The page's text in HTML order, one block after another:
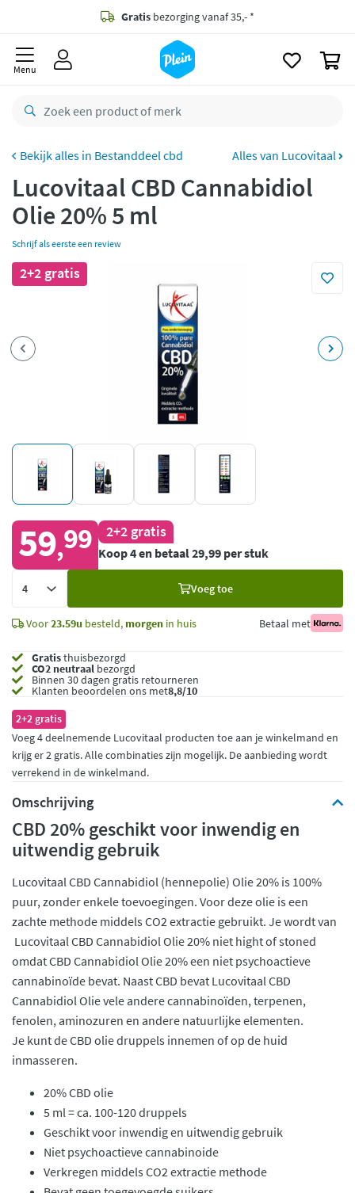
Gratis bezorging vanaf 35,- *
besteld,
retourneren
CO2 neutraal bezorgd
Betaal met Klarna
Menu
Bestanddeel cbd Alles van Lucovitaal
Lucovitaal CBD Cannabidiol
Olie 20% 5 ml
Schrijf als eerste een review
2+2 gratis
59,99 2+2 gratis
Koop 4 en betaal 29,99 per stuk
Voeg toe
Voor23.59u besteld, morgen in huis Betaal met
Gratisthuisbezorgd
CO2 neutraal bezorgd
Binnen 30 dagen gratis retourneren
Klanten beoordelen ons met8,8/10
2+2 gratis
Voeg 4 deelnemende Lucovitaal producten toe aan je winkelmand en
krijg er 2 gratis. Alle combinaties zijn mogelijk. De aanbieding wordt
verrekend in de winkelmand.
Omschrijving
CBD 20% geschikt voor inwendig en
uitwendig gebruik
Lucovitaal CBD Cannabidiol (hennepolie) Olie 20% is 100%
puur, zonder enkele toevoegingen. Voor deze olie is een
zachte methode middels CO2 extractie gebruikt. Je wordt van
Lucovitaal CBD Cannabidiol Olie 20% niet hight of stoned
omdat CBD Cannabidiol Olie 20% een niet psychoactieve
cannabinoïde bevat. Naast CBD bevat Lucovitaal CBD
Cannabidiol Olie vele andere cannabinoïden, terpenen,
fenolen, aminozuren en andere natuurlijke elementen.
Je kunt de CBD olie druppels innemen of op de huid
inmasseren.
20% CBD olie
5 ml = ca. 100-120 druppels
Geschikt voor inwendig en uitwendig gebruik
Niet psychoactieve cannabinoide
Verkregen middels CO2 extractie methode